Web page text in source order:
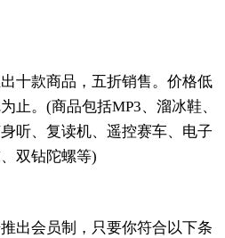
十款商品，五折销售。价格低
止。(商品包括MP3、溜冰鞋、
听、复读机、遥控赛车、电子
双钻陀螺等)
出会员制，只要你符合以下条